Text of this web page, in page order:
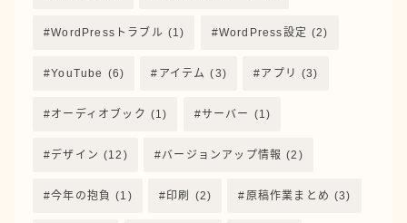
WordPressトラブル (1) WordPress設定 (2)
YouTube (6) アイテム (3) アプリ (3)
オーディオブック (1) サーバー (1)
デザイン (12) バージョンアップ情報 (2)
今年の抱負 (1) 印刷 (2) 原稿作業まとめ (3)